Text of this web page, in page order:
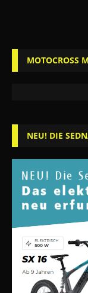
MOTOCROSS
NEU! DIE